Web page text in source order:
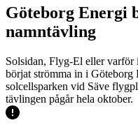
Göteborg Energi
namntävling
Solsidan, Flyg-El eller varför
börjat strömma in i Göteborg
solcellsparken vid Säve
tävlingen pågår hela oktober.